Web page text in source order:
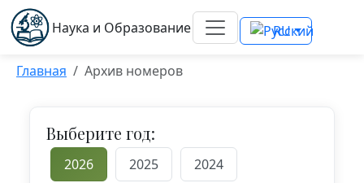
Наука и Образование RU
Главная Архив номеров
Выберите год:
2026 2025 2024